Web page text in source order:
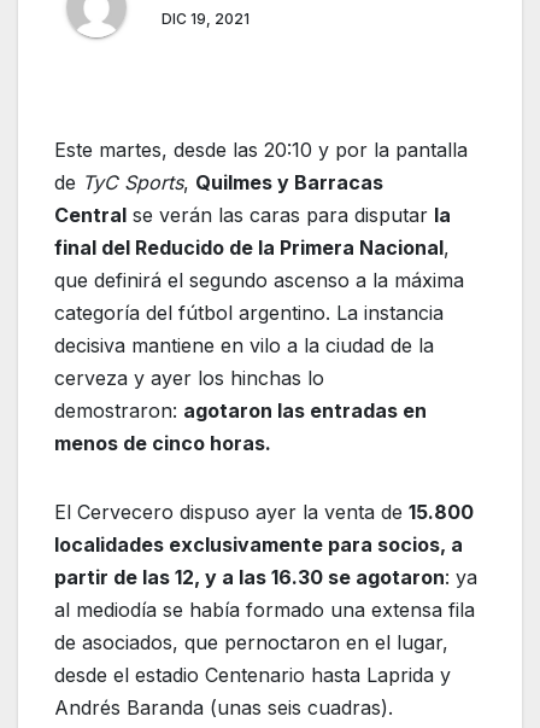
DIC 19, 2021
Este martes, desde las 20:10 y por la pantalla
de TyC Sports, Quilmes y Barracas
Central se verán las caras para disputar la
final del Reducido de la Primera Nacional,
que definirá el segundo ascenso a la máxima
categoría del fútbol argentino. La instancia
decisiva mantiene en vilo a la ciudad de la
cerveza y ayer los hinchas lo
demostraron: agotaron las entradas en
menos de cinco horas.
El Cervecero dispuso ayer la venta de 15.800
localidades exclusivamente para socios, a
partir de las 12, y a las 16.30 se agotaron: ya
al mediodía se había formado una extensa fila
de asociados, que pernoctaron en el lugar,
desde el estadio Centenario hasta Laprida y
Andrés Baranda (unas seis cuadras).